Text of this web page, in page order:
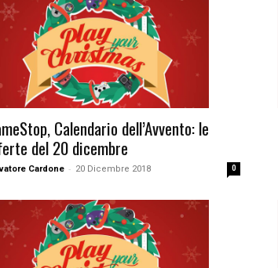
Calendario dell’Avvento: le
del 20 dicembre
Cardone - 20 Dicembre 2018 0